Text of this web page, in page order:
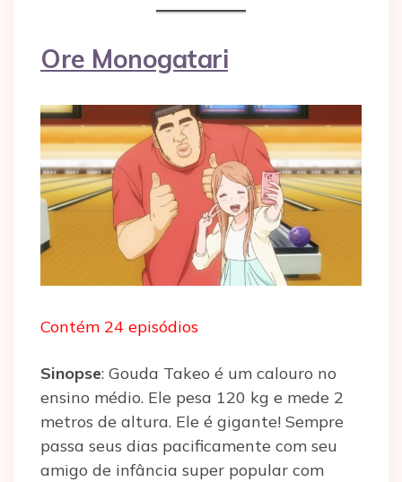
Ore Monogatari
Contém 24 episódios
Sinopse: Gouda Takeo é um calouro no
ensino médio. Ele pesa 120 kg e mede 2
metros de altura. Ele é gigante! Sempre
passa seus dias pacificamente com seu
amigo de infância super popular com